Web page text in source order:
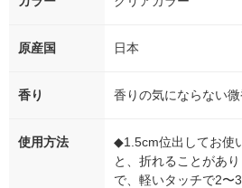
原産国 日本
香り 香りの気にならない
使用方法
◆1.5cm位出してお使
と、折れることがあ
で、軽いタッチで2〜